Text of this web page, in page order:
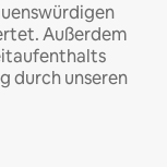
Außerdem
durch unseren